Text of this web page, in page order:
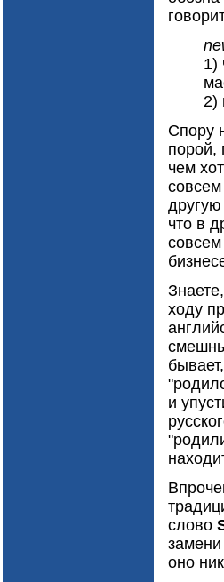
1)
2)
Спору
порой,
чем
что в
ходу
и
слово
оно